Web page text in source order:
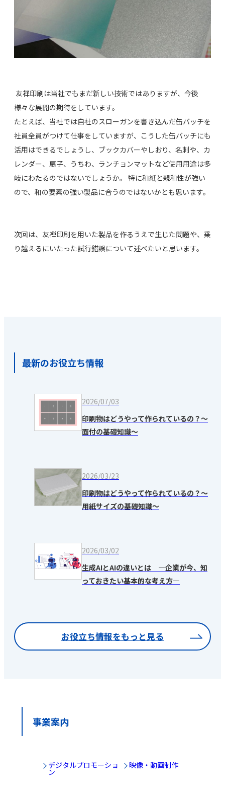
友禅印刷は当社でもまだ新しい技術ではありますが、今後
様々な展開の期待をしています。
たとえば、当社では自社のスローガンを書き込んだ缶バッチを
社員全員がつけて仕事をしていますが、こうした缶バッチにも
活用はできるでしょうし、ブックカバーやしおり、名刺や、カ
レンダー、扇子、うちわ、ランチョンマットなど使用用途は多
岐にわたるのではないでしょうか。 特に和紙と親和性が強い
ので、和の要素の強い製品に合うのではないかとも思います。
次回は、友禅印刷を用いた製品を作るうえで生じた問題や、乗
り越えるにいたった試行錯誤について述べたいと思います。
最新のお役立ち情報
2026/07/03
印刷物はどうやって作られているの？～
面付の基礎知識～
2026/03/23
印刷物はどうやって作られているの？～
用紙サイズの基礎知識～
2026/03/02
生成AIとAIの違いとは ―企業が今、知
っておきたい基本的な考え方―
お役立ち情報をもっと見る
事業案内
デジタルプロモーショ
ン
映像・動画制作